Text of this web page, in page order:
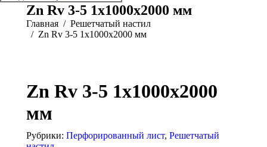
Zn Rv 3-5 1x1000x2000 мм
Главная
Решетчатый настил
Zn Rv 3-5 1x1000x2000 мм
Zn Rv 3-5 1x1000x2000
мм
Рубрики: Перфорированный лист, Решетчатый